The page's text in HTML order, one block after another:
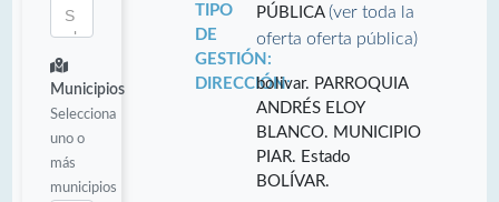
Municipios
Selecciona
uno o
más
municipios
TIPO
DE
GESTIÓN:
PÚBLICA(ver toda la
oferta oferta pública)
DIRECCIÓN:bolivar. PARROQUIA
ANDRÉS ELOY
BLANCO. MUNICIPIO
PIAR. Estado
BOLÍVAR.